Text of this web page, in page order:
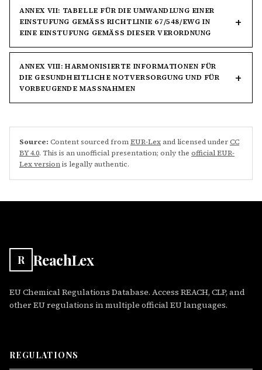
ANNEX VII: TABELLE FÜR DIE UMWANDLUNG EINER
EINSTUFUNG GEMÄSS RICHTLINIE 67/548/EWG IN E
INE EINSTUFUNG GEMÄSS DIESER VERORDNUNG
ANNEX VIII: HARMONISIERTE INFORMATIONEN FÜR
DIE GESUNDHEITLICHE NOTVERSORGUNG UND FÜR
VORBEUGENDE MASSNAHMEN
Source: Content sourced fromEUR-Lexand licensed underCC
BY 4.0. This is an unofficial presentation; only the official EUR-
Lex versionis legally authentic.
R ReachLex
EU Chemical Regulations Database. Access REACH, CLP, and
other EU regulations in multiple official EU languages.
REGULATIONS